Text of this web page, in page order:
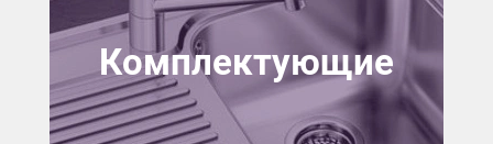
Комплектующие